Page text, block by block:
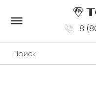
8
dehaze